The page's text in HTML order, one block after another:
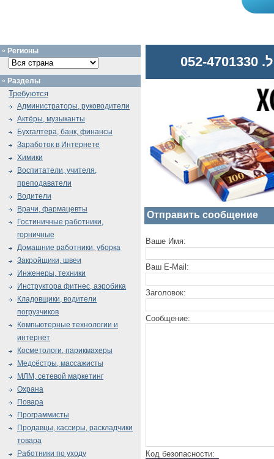
Отправить сообщение
Ваше Имя:
Ваш E-Mail:
Заголовок:
Сообщение:
Код безопасности:
Регионы
Разделы
Требуются
Администраторы, руководители
Актёры, музыканты
Бухгалтера, банк, финансы
Заработок в Интернете
Химики
Воспитатели, учителя,
преподаватели
Водители
Врачи, фармацевты
Гостиничные работники,
горничные
Домашние работники, уборка
Закройщики, швеи
Инженеры, техники
Инструктора фитнес, аэробика
Кладовщики, водители
погрузчиков
Компьютерные технологии и
интернет
Косметологи, парикмахеры
Медсёстры, массажисты
МЛМ, сетевой маркетинг
Охрана
Повара
Программисты
Продавцы, кассиры, раскладчики
товара
Работники по уходу